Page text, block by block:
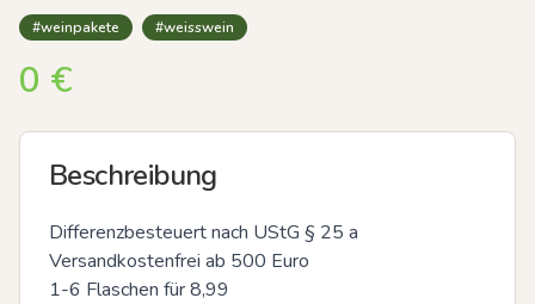
#weinpakete #weisswein
0 €
Beschreibung
Differenzbesteuert nach UStG § 25 a
Versandkostenfrei ab 500 Euro
1-6 Flaschen für 8,99